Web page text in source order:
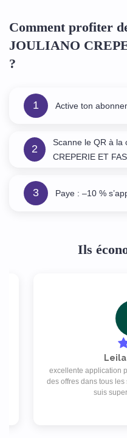
Comment profiter
JOULIANO
?
1 Active ton
2
Scanne le QR à la
CREPERIE ET
3 Paye : –10 %
Ils
excellente application
des offres dans tous
suis